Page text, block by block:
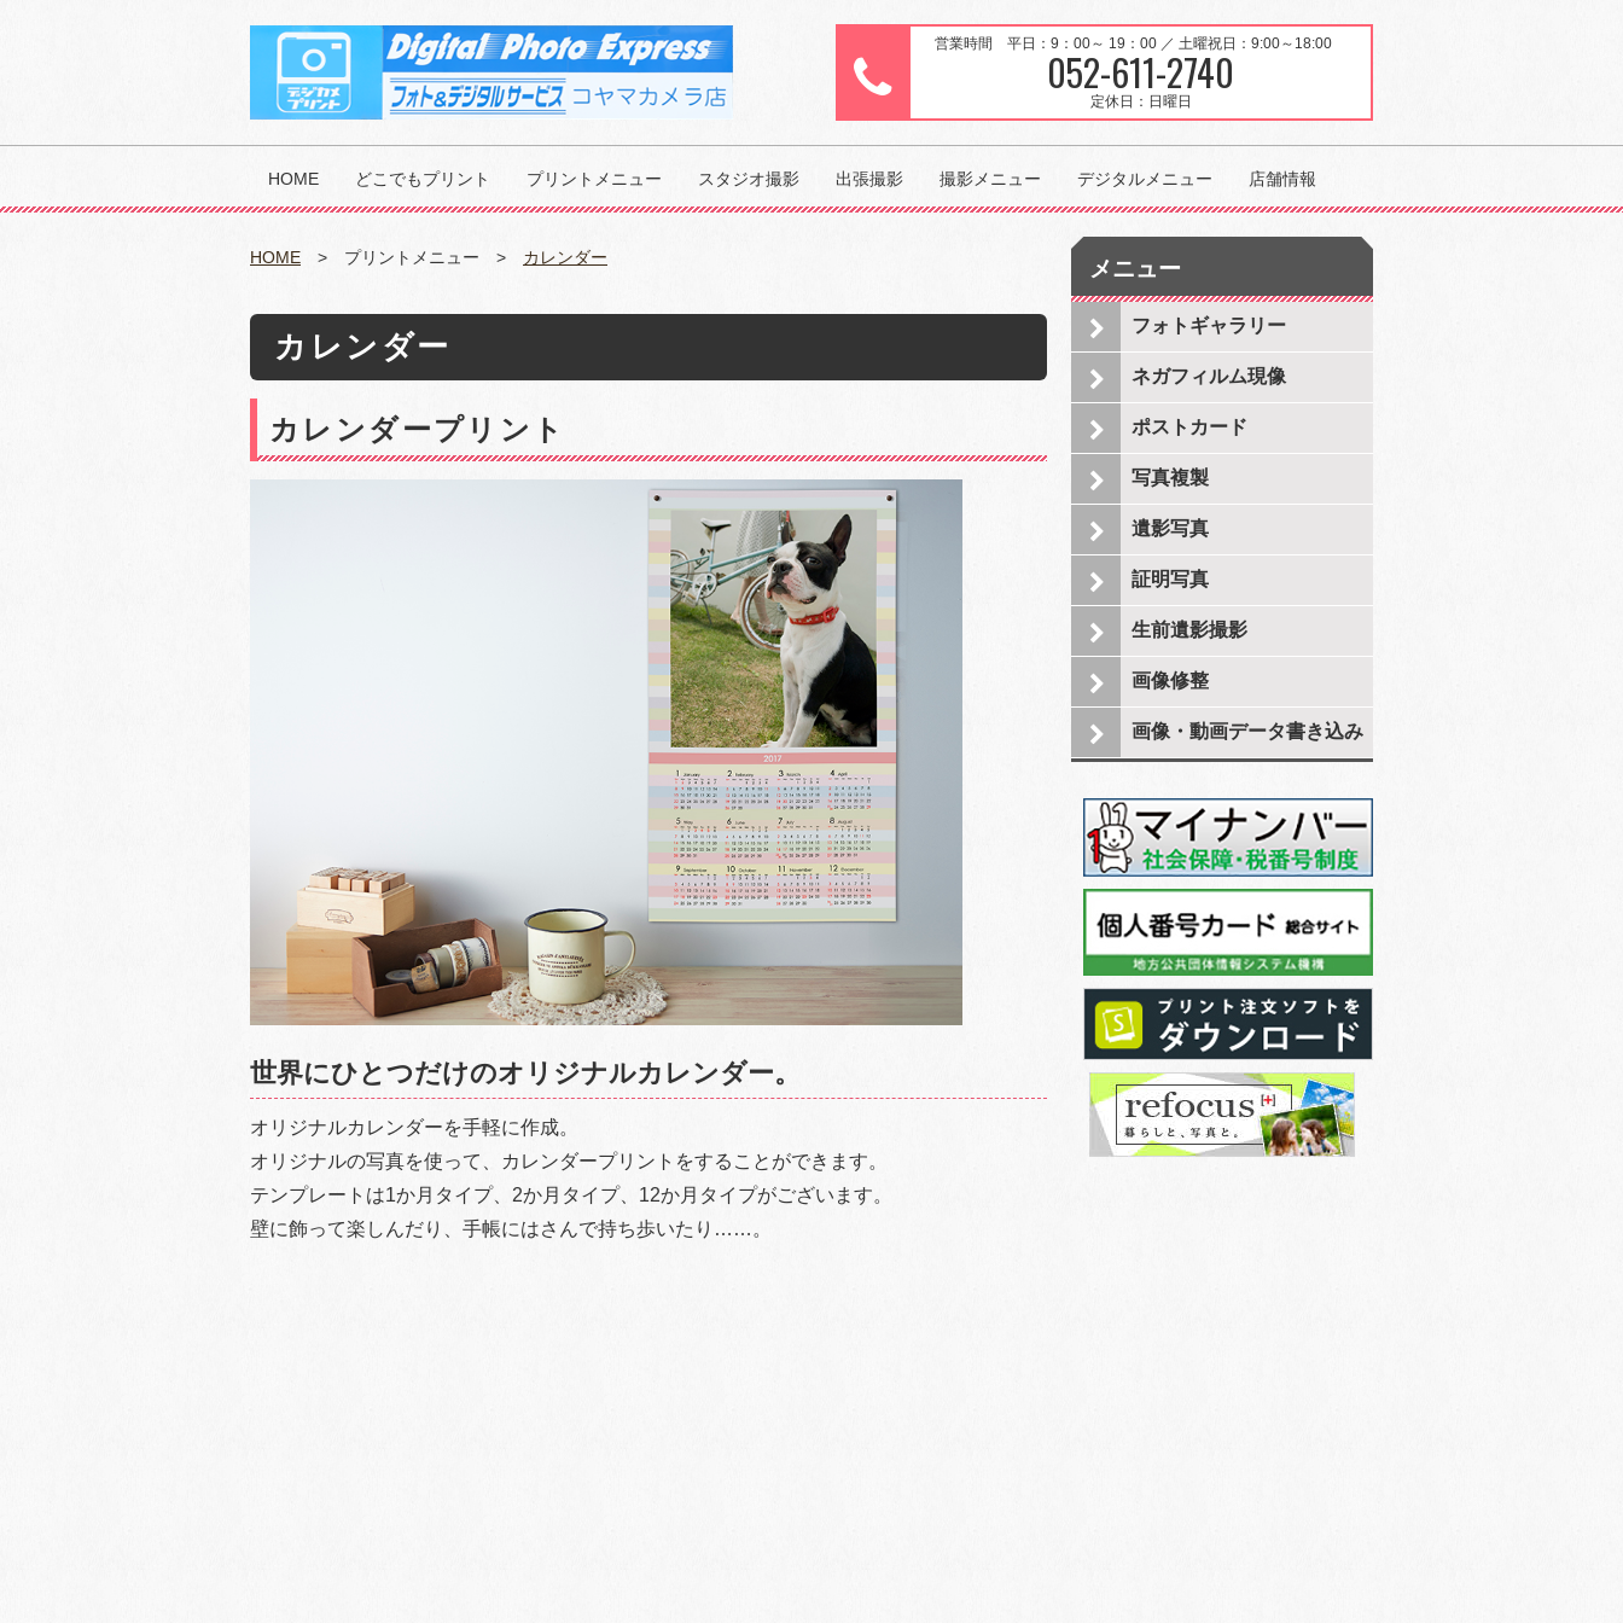
営業時間 平日：9：00～ 19：00 ／ 土曜祝日：9:00～18:00
052-611-2740
定休日：日曜日
HOME どこでもプリント プリントメニュー スタジオ撮影 出張撮影 撮影メニュー デジタルメニュー 店舗情報
HOME プリントメニュー カレンダー
カレンダー
カレンダープリント
世界にひとつだけのオリジナルカレンダー。
オリジナルカレンダーを手軽に作成。
オリジナルの写真を使って、カレンダープリントをすることができます。
テンプレートは1か月タイプ、2か月タイプ、12か月タイプがございます。
壁に飾って楽しんだり、手帳にはさんで持ち歩いたり……。
メニュー
フォトギャラリー
ネガフィルム現像
ポストカード
写真複製
遺影写真
証明写真
生前遺影撮影
画像修整
画像・動画データ書き込み